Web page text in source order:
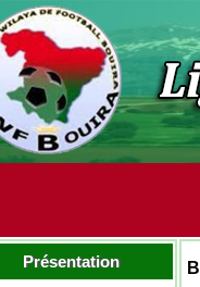
Présentation